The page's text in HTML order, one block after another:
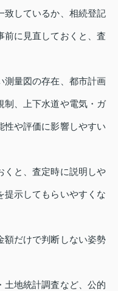
致しているか、相続登記
前に見直しておくと、査
測量図の存在、都市計画
制、上下水道や電気・ガ
性や評価に影響しやすい
くと、査定時に説明しや
提示してもらいやすくな
額だけで判断しない姿勢
土地統計調査など、公的